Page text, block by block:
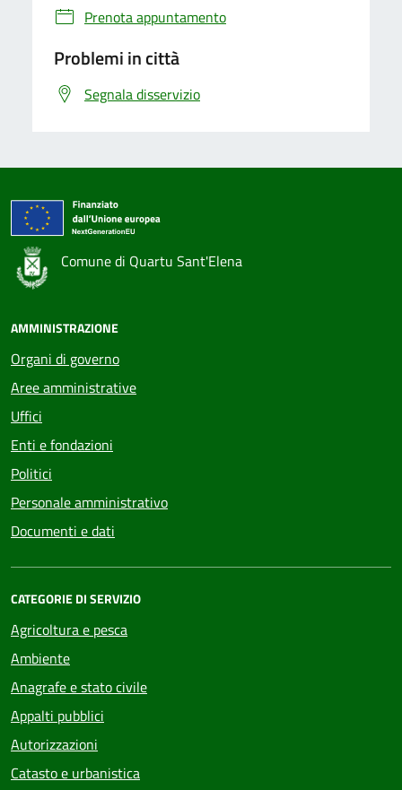
Prenota appuntamento
Problemi in città
Segnala disservizio
Comune di Quartu Sant'Elena
AMMINISTRAZIONE
Organi di governo
Aree amministrative
Uffici
Enti e fondazioni
Politici
Personale amministrativo
Documenti e dati
CATEGORIE DI SERVIZIO
Agricoltura e pesca
Ambiente
Anagrafe e stato civile
Appalti pubblici
Autorizzazioni
Catasto e urbanistica